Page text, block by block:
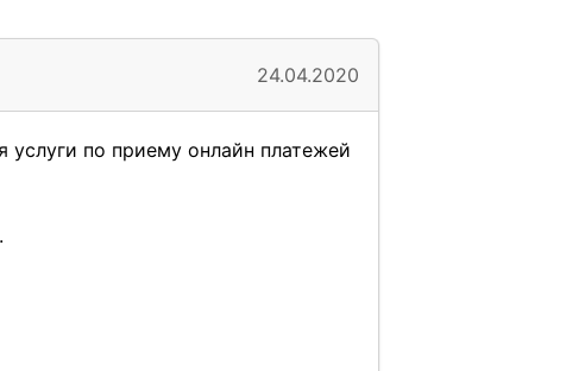
24.04.2020
по приему онлайн платежей